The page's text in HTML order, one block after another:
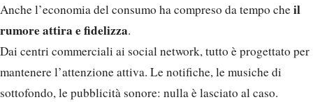
Anche l’economia del consumo ha compreso da tempo cheil
rumore attira e fidelizza.
Dai centri commerciali ai social network, tutto è progettato per
mantenere l’attenzione attiva. Le notifiche, le musiche di
sottofondo, le pubblicità sonore: nulla è lasciato al caso.